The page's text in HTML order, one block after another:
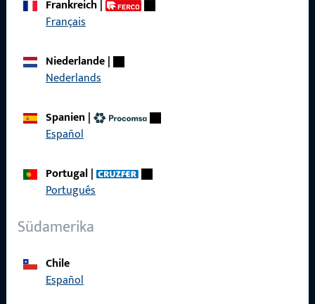
zuverlässig.
Kontaktieren Sie uns
Frankreich|
Français
Niederlande|
Nederlands
Spanien |
Español
Portugal|
Português
Südamerika
Chile
Español
Allgemeines